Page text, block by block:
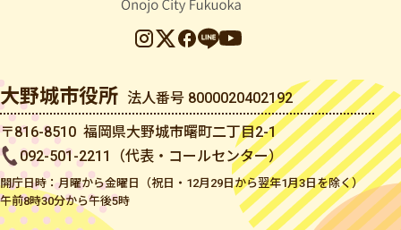
大野城市役所 法人番号 8000020402192
〒816-8510 福岡県大野城市曙町二丁目2-1
092-501-2211（代表・コールセンター）
開庁日時：月曜から金曜日（祝日・12月29日から翌年1月3日を除く）
午前8時30分から午後5時